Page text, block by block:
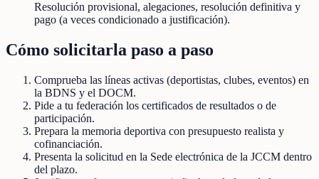
Resolución provisional, alegaciones, resolución definitiva y
pago (a veces condicionado a justificación).
Cómo solicitarla paso a paso
Comprueba las líneas activas (deportistas, clubes, eventos) en
la BDNS y el DOCM.
Pide a tu federación los certificados de resultados o de
participación.
Prepara la memoria deportiva con presupuesto realista y
cofinanciación.
Presenta la solicitud en la Sede electrónica de la JCCM dentro
del plazo.